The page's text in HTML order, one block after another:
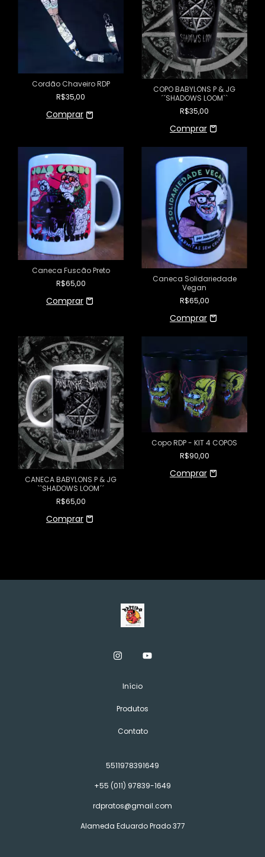
Cordão Chaveiro RDP
R$35,00
COPO BABYLONS P & JG
´´SHADOWS LOOM``
R$35,00
Caneca Fuscão Preto
R$65,00
Caneca Solidariedade
Vegan
R$65,00
CANECA BABYLONS P & JG
``SHADOWS LOOM´´
R$65,00
Copo RDP - KIT 4 COPOS
R$90,00
Início
Produtos
Contato
5511978391649
+55 (011) 97839-1649
rdpratos@gmail.com
Alameda Eduardo Prado 377